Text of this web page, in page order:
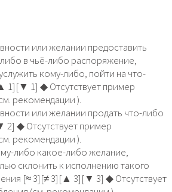
или желании предоставить
в чьё-либо распоряжение,
кому-либо, пойти на что-
1][▼ 1] ◆ Отсутствует пример
рекомендации ).
или желании продать что-либо
◆ Отсутствует пример
рекомендации ).
либо какое-либо желание,
склонить к исполнению такого
[≈ 3][≠ 3][▲ 3][▼ 3] ◆ Отсутствует